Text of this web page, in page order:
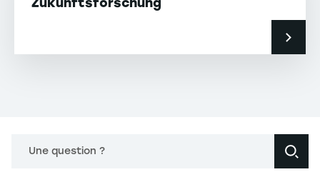
Une question ?